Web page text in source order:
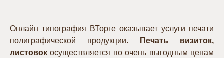
Онлайн типография ВТорге оказывает услуги печати
полиграфической продукции.
Печать визиток,
листовок осуществляется по очень выгодным ценам